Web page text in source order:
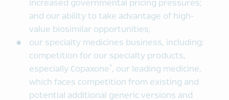
increased governmental pricing pressures;
and our ability to take advantage of high-
value biosimilar opportunities;
our specialty medicines business, including:
competition for our specialty products,
especially Copaxone®, our leading medicine,
which faces competition from existing and
potential additional generic versions and